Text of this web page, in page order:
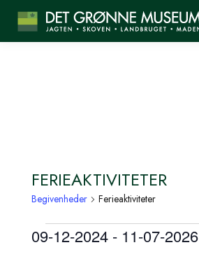
FERIEAKTIVITETER
Begivenheder Ferieaktiviteter
BEGIVENHEDER
09-12-2024 - 11-07-2026